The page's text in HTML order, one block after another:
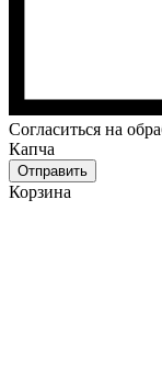
Cогласиться на
Капча
Отправить
Корзина